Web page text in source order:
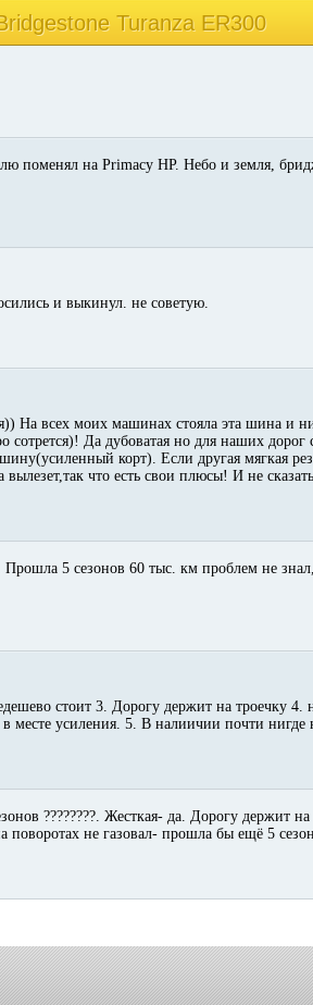
Turanza ER300
поменял на Primacy HP. Небо и земля,
и выкинул. не советую.
На всех моих машинах стояла эта шина и
сотрется)! Да дубоватая но для наших дорог
корт). Если другая мягкая
что есть свои плюсы! И не
Прошла 5 сезонов 60 тыс. км проблем не
стоит 3. Дорогу держит на троечку 4.
месте усиления. 5. В налиичии почти нигде
????????. Жесткая- да. Дорогу держит
не газовал- прошла бы ещё 5